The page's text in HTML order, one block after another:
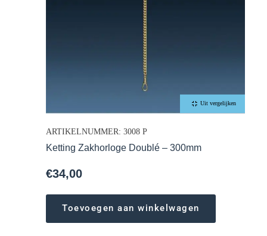
Uit vergelijken
ARTIKELNUMMER: 3008 P
Ketting Zakhorloge Doublé – 300mm
€34,00
Toevoegen aan winkelwagen